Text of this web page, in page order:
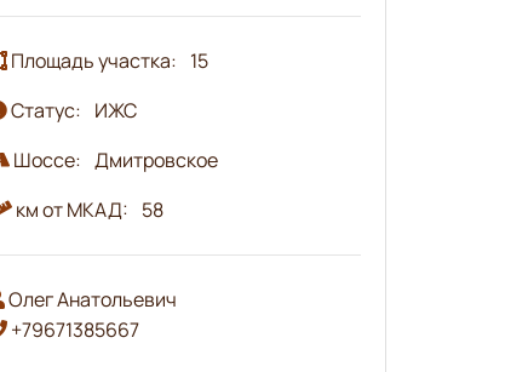
Площадь участка: 15
Статус: ИЖС
Шоссе: Дмитровское
км от МКАД: 58
Олег Анатольевич
+79671385667